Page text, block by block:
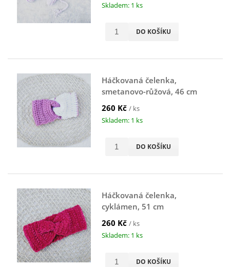
Skladem: 1 ks
DO KOŠÍKU
Háčkovaná čelenka,
smetanovo-růžová, 46 cm
260 Kč / ks
Skladem: 1 ks
DO KOŠÍKU
Háčkovaná čelenka,
cyklámen, 51 cm
260 Kč / ks
Skladem: 1 ks
DO KOŠÍKU